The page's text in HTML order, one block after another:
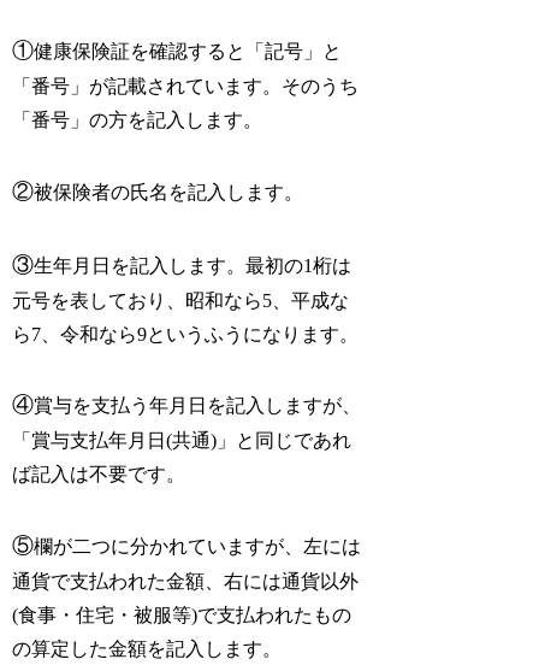
①健康保険証を確認すると「記号」と
「番号」が記載されています。そのうち
「番号」の方を記入します。
②被保険者の氏名を記入します。
③生年月日を記入します。最初の1桁は
元号を表しており、昭和なら5、平成な
ら7、令和なら9というふうになります。
④賞与を支払う年月日を記入しますが、
「賞与支払年月日(共通)」と同じであれ
ば記入は不要です。
⑤欄が二つに分かれていますが、左には
通貨で支払われた金額、右には通貨以外
(食事・住宅・被服等)で支払われたもの
の算定した金額を記入します。